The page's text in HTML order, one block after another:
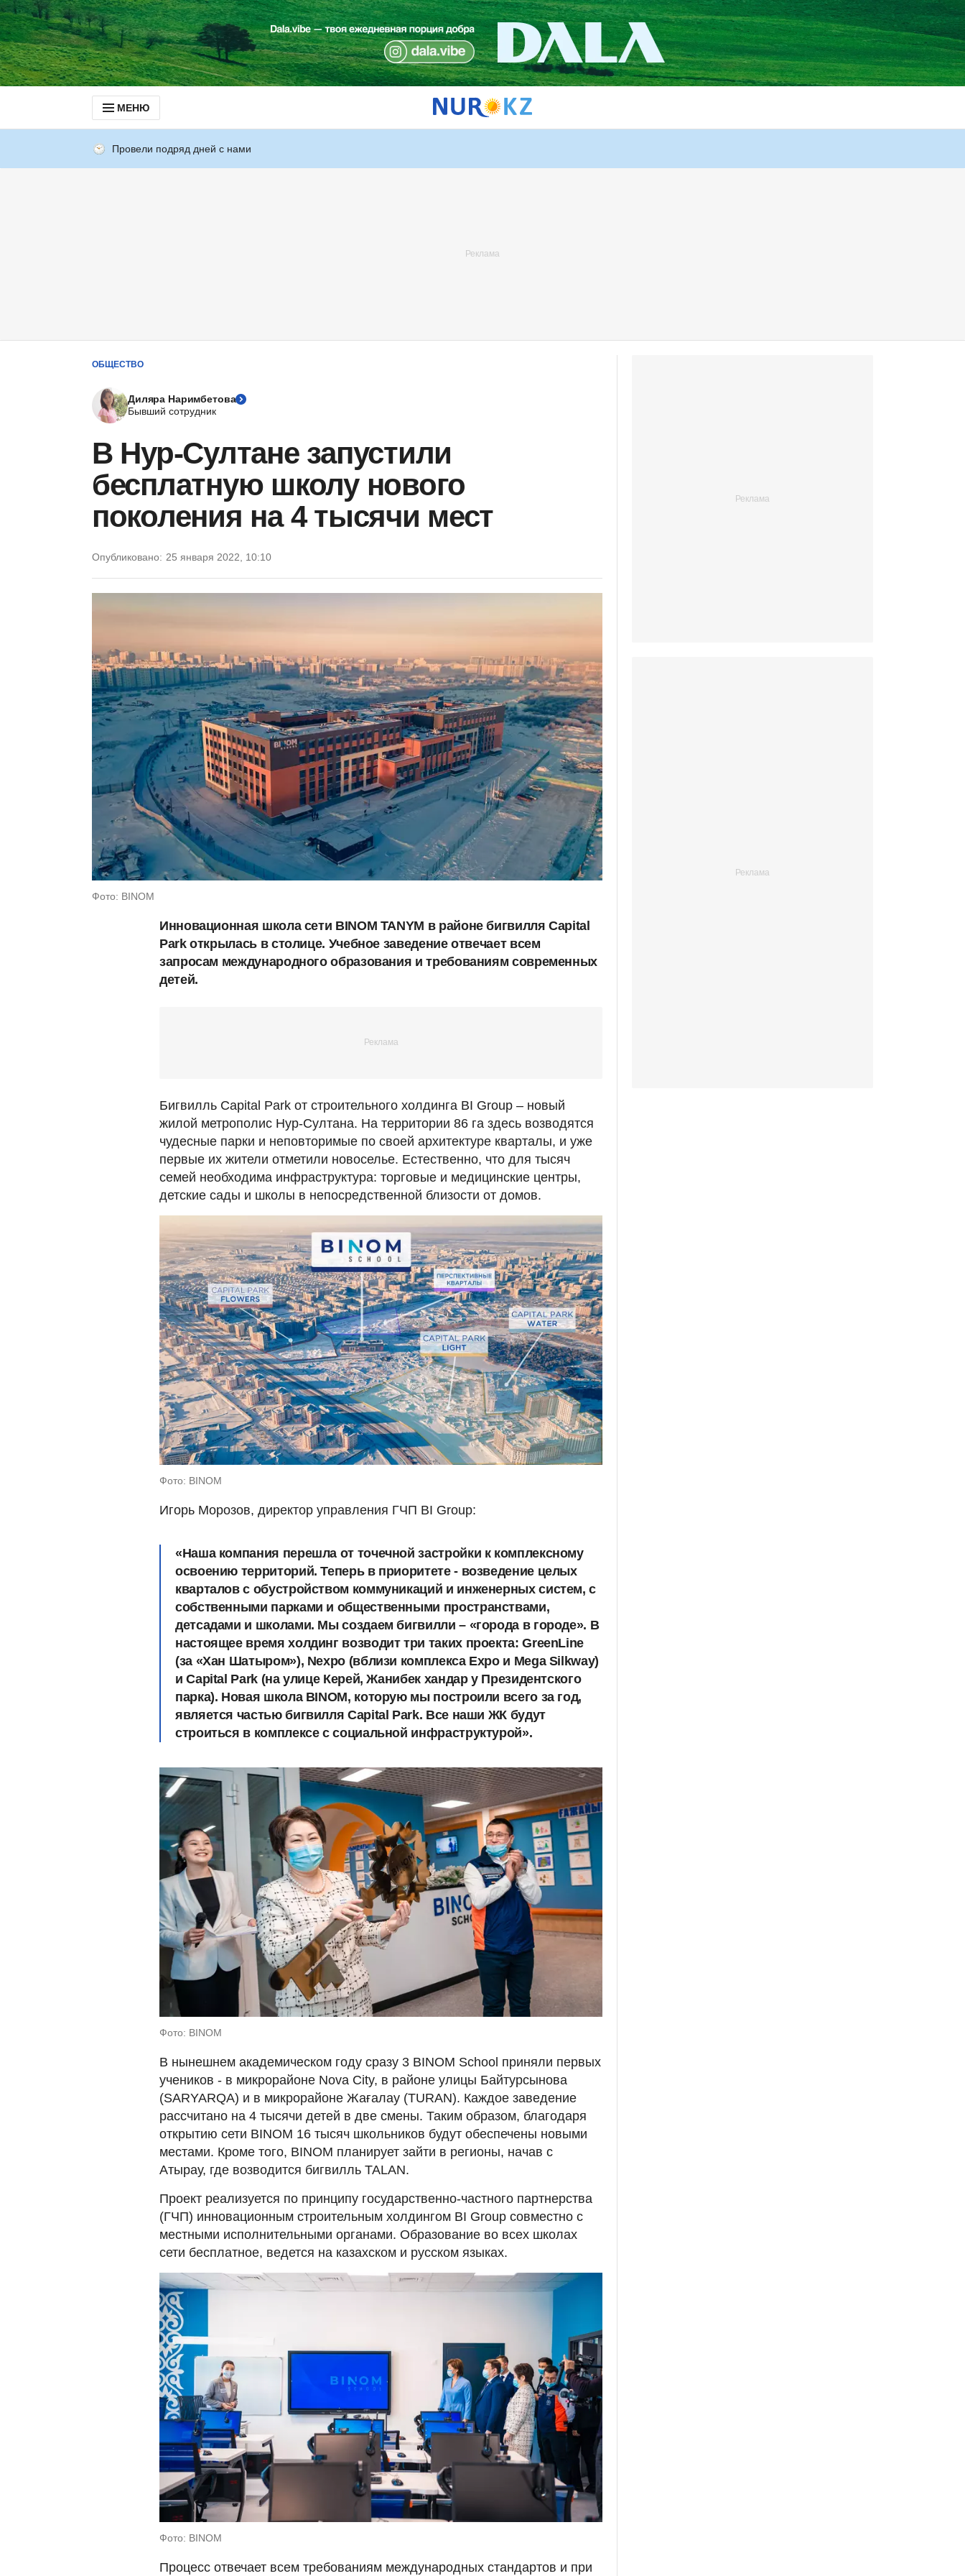
МЕНЮ
Провели подряд дней с нами
ОБЩЕСТВО
Диляра Наримбетова
Бывший сотрудник
В Нур-Султане запустили
бесплатную школу нового
поколения на 4 тысячи мест
Опубликовано: 25 января 2022, 10:10
Фото: BINOM
Инновационная школа сети BINOM TANYM в районе бигвилля Capital
Park открылась в столице. Учебное заведение отвечает всем
запросам международного образования и требованиям современных
детей.
Бигвилль Capital Park от строительного холдинга BI Group – новый
жилой метрополис Нур-Султана. На территории 86 га здесь возводятся
чудесные парки и неповторимые по своей архитектуре кварталы, и уже
первые их жители отметили новоселье. Естественно, что для тысяч
семей необходима инфраструктура: торговые и медицинские центры,
детские сады и школы в непосредственной близости от домов.
Фото: BINOM
Игорь Морозов, директор управления ГЧП BI Group:
«Наша компания перешла от точечной застройки к комплексному
освоению территорий. Теперь в приоритете - возведение целых
кварталов с обустройством коммуникаций и инженерных систем, с
собственными парками и общественными пространствами,
детсадами и школами. Мы создаем бигвилли – «города в городе». В
настоящее время холдинг возводит три таких проекта: GreenLine
(за «Хан Шатыром»), Nexpo (вблизи комплекса Expo и Mega Silkway)
и Capital Park (на улице Керей, Жанибек хандар у Президентского
парка). Новая школа BINOM, которую мы построили всего за год,
является частью бигвилля Capital Park. Все наши ЖК будут
строиться в комплексе с социальной инфраструктурой».
Фото: BINOM
В нынешнем академическом году сразу 3 BINOM School приняли первых
учеников - в микрорайоне Nova City, в районе улицы Байтурсынова
(SARYARQA) и в микрорайоне Жағалау (TURAN). Каждое заведение
рассчитано на 4 тысячи детей в две смены. Таким образом, благодаря
открытию сети BINOM 16 тысяч школьников будут обеспечены новыми
местами. Кроме того, BINOM планирует зайти в регионы, начав с
Атырау, где возводится бигвилль TALAN.
Проект реализуется по принципу государственно-частного партнерства
(ГЧП) инновационным строительным холдингом BI Group совместно с
местными исполнительными органами. Образование во всех школах
сети бесплатное, ведется на казахском и русском языках.
Фото: BINOM
Процесс отвечает всем требованиям международных стандартов и при